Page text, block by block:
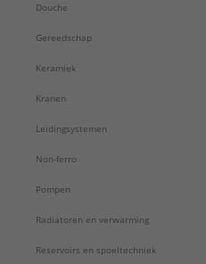
Douche
Gereedschap
Keramiek
Kranen
Leidingsystemen
Non-ferro
Pompen
Radiatoren en verwarming
Reservoirs en spoeltechniek